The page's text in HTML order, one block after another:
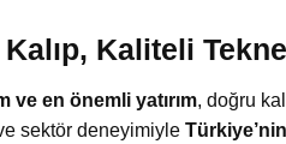
Kaliteli
ve en önemli yatırım, doğru
sektör deneyimiyle